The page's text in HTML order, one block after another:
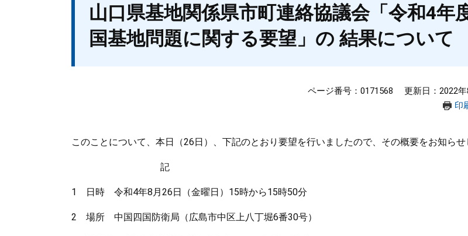
山口県基地関係県市町連絡協議会「令和4年
国基地問題に関する要望」の 結果について
ページ番号：0171568
更新日：2022
印
このことについて、本日（26日）、下記のとおり要望を行いましたので、その概要をお知らせ
記
1 日時 令和4年8月26日（金曜日）15時から15時50分
2 場所 中国四国防衛局（広島市中区上八丁堀6番30号）